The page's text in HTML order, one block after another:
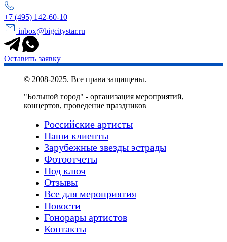
+7 (495) 142-60-10
inbox@bigcitystar.ru
Оставить заявку
© 2008-2025. Все права защищены.
"Большой город" - организация мероприятий,
концертов, проведение праздников
Российские артисты
Наши клиенты
Зарубежные звезды эстрады
Фотоотчеты
Под ключ
Отзывы
Все для мероприятия
Новости
Гонорары артистов
Контакты